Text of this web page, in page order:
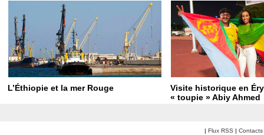
L’Éthiopie et la mer Rouge
Visite historique en
« toupie » Abiy Ahmed
| Flux RSS | Contacts